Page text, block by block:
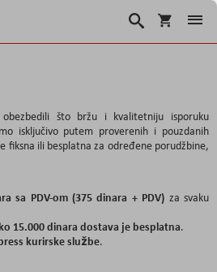
Korpa
Search
što bržu i kvalitetniju isporuku
isključivo putem proverenih i pouzdanih
fiksna ili besplatna za određene porudžbine,
sa PDV-om (375 dinara + PDV) za svaku
15.000 dinara dostava je besplatna.
kurirske službe.